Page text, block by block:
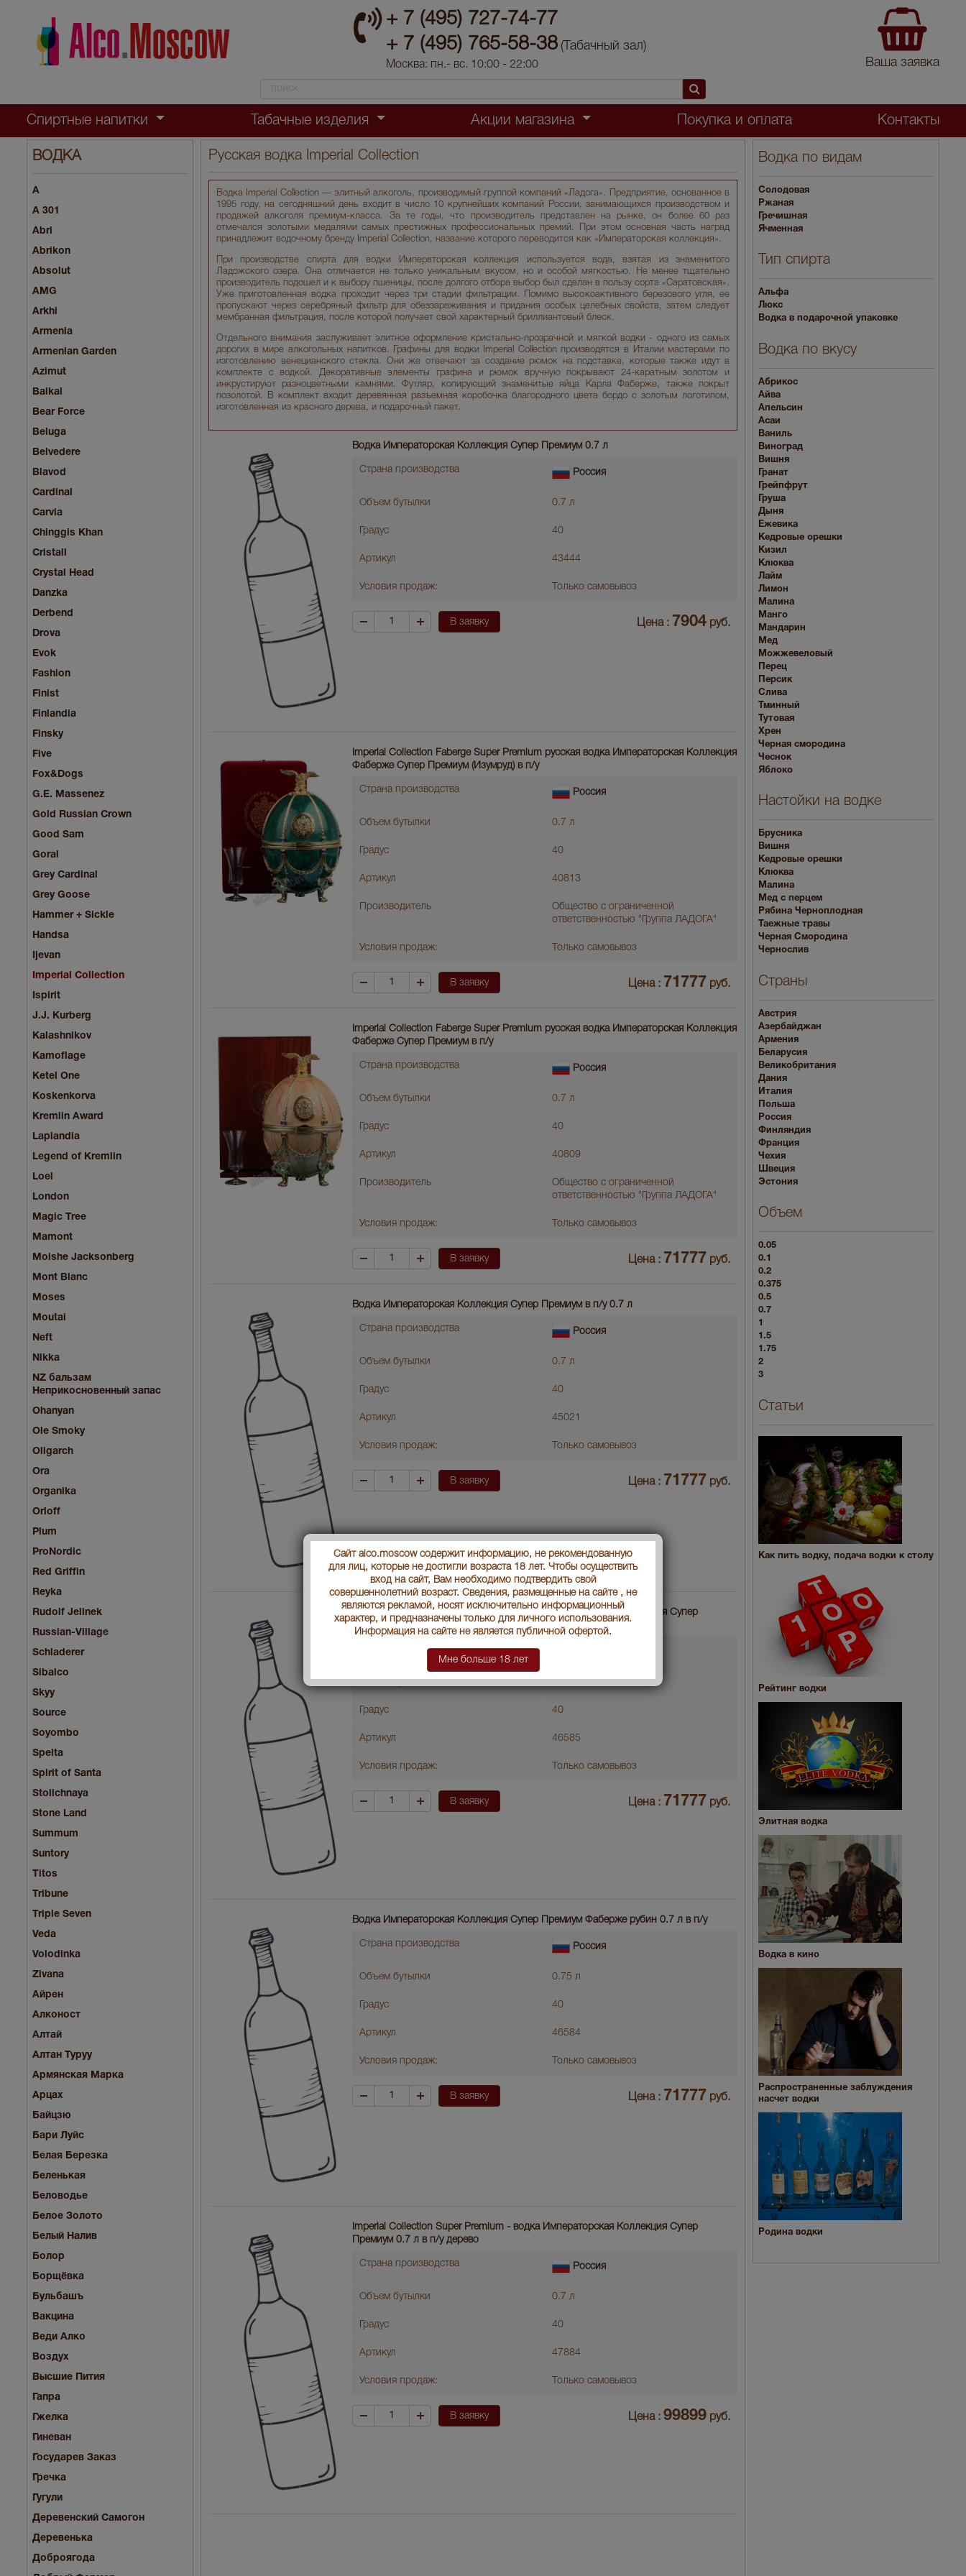
+ 7 (495) 727-74-77
+ 7 (495) 765-58-38 (Табачный зал)
Москва: пн.- вс. 10:00 - 22:00 Ваша заявка
Спиртные напитки Табачные изделия Акции магазина Покупка и оплата Контакты
ВОДКА
A
A 301
Abri
Abrikon
Absolut
AMG
Arkhi
Armenia
Armenian Garden
Azimut
Baikal
Bear Force
Beluga
Belvedere
Blavod
Cardinal
Carvia
Chinggis Khan
Cristall
Crystal Head
Danzka
Derbend
Drova
Evok
Fashion
Finist
Finlandia
Finsky
Five
Fox&Dogs
G.E. Massenez
Gold Russian Crown
Good Sam
Goral
Grey Cardinal
Grey Goose
Hammer + Sickle
Handsa
Ijevan
Imperial Collection
Ispirit
J.J. Kurberg
Kalashnikov
Kamoflage
Ketel One
Koskenkorva
Kremlin Award
Laplandia
Legend of Kremlin
Loel
London
Magic Tree
Mamont
Moishe Jacksonberg
Mont Blanc
Moses
Moutai
Neft
Nikka
NZ бальзам
Неприкосновенный запас
Ohanyan
Ole Smoky
Oligarch
Ora
Organika
Orloff
Plum
ProNordic
Red Griffin
Reyka
Rudolf Jelinek
Russian-Village
Schladerer
Sibalco
Skyy
Source
Soyombo
Spelta
Spirit of Santa
Stolichnaya
Stone Land
Summum
Suntory
Titos
Tribune
Triple Seven
Veda
Volodinka
Zivana
Айрен
Алконост
Алтай
Алтан Туруу
Армянская Марка
Арцах
Байцзю
Бари Луйс
Белая Березка
Беленькая
Беловодье
Белое Золото
Белый Налив
Болор
Борщёвка
Бульбашъ
Вакцина
Веди Алко
Воздух
Высшие Пития
Гапра
Гжелка
Гиневан
Государев Заказ
Гречка
Гугули
Деревенский Самогон
Деревенька
Доброягода
Русская водка Imperial Collection
Водка Imperial Collection — элитный алкоголь, производимый группой компаний «Ладога». Предприятие, основанное в
1995 году, на сегодняшний день входит в число 10 крупнейших компаний России, занимающихся производством и
продажей алкоголя премиум-класса. За те годы, что производитель представлен на рынке, он более 60 раз
отмечался золотыми медалями самых престижных профессиональных премий. При этом основная часть наград
принадлежит водочному бренду Imperial Collection, название которого переводится как «Императорская коллекция».
При производстве спирта для водки Императорская коллекция используется вода, взятая из знаменитого
Ладожского озера. Она отличается не только уникальным вкусом, но и особой мягкостью. Не менее тщательно
производитель подошел и к выбору пшеницы, после долгого отбора выбор был сделан в пользу сорта «Саратовская».
Уже приготовленная водка проходит через три стадии фильтрации. Помимо высокоактивного березового угля, ее
пропускают через серебряный фильтр для обеззараживания и придания особых целебных свойств, затем следует
мембранная фильтрация, после которой получает свой характерный бриллиантовый блеск.
Отдельного внимания заслуживает элитное оформление кристально-прозрачной и мягкой водки - одного из самых
дорогих в мире алкогольных напитков. Графины для водки Imperial Collection производятся в Италии мастерами по
изготовлению венецианского стекла. Они же отвечают за создание рюмок на подставке, которые также идут в
комплекте с водкой. Декоративные элементы графина и рюмок вручную покрывают 24-каратным золотом и
инкрустируют разноцветными камнями. Футляр, копирующий знаменитые яйца Карла Фаберже, также покрыт
позолотой. В комплект входит деревянная разъемная коробочка благородного цвета бордо с золотым логотипом,
изготовленная из красного дерева, и подарочный пакет.
Водка Императорская Коллекция Супер Премиум 0.7 л
Страна производства Россия
Объем бутылки 0.7 л
Градус 40
Артикул 43444
Условия продаж: Только самовывоз
В заявку Цена : 7904 руб.
Imperial Collection Faberge Super Premium русская водка Императорская Коллекция
Фаберже Супер Премиум (Изумруд) в п/у
Страна производства Россия
Объем бутылки 0.7 л
Градус 40
Артикул 40813
Производитель
Общество с ограниченной
ответственностью "Группа ЛАДОГА"
Условия продаж: Только самовывоз
В заявку Цена : 71777 руб.
Imperial Collection Faberge Super Premium русская водка Императорская Коллекция
Фаберже Супер Премиум в п/у
Страна производства Россия
Объем бутылки 0.7 л
Градус 40
Артикул 40809
Производитель
Общество с ограниченной
ответственностью "Группа ЛАДОГА"
Условия продаж: Только самовывоз
В заявку Цена : 71777 руб.
Водка Императорская Коллекция Супер Премиум в п/у 0.7 л
Страна производства Россия
Объем бутылки 0.7 л
Градус 40
Артикул 45021
Условия продаж: Только самовывоз
В заявку Цена : 71777 руб.
Imperial Collection Super Premium - водка Императорская Коллекция Супер
Премиум 0.7 л п/у
Страна производства
Объем бутылки 0.7 л
Градус 40
Артикул 46585
Условия продаж: Только самовывоз
В заявку Цена : 71777 руб.
Водка Императорская Коллекция Супер Премиум Фаберже рубин 0.7 л в п/у
Страна производства Россия
Объем бутылки 0.75 л
Градус 40
Артикул 46584
Условия продаж: Только самовывоз
В заявку Цена : 71777 руб.
Imperial Collection Super Premium - водка Императорская Коллекция Супер
Премиум 0.7 л в п/у дерево
Страна производства Россия
Объем бутылки 0.7 л
Градус 40
Артикул 47884
Условия продаж: Только самовывоз
В заявку Цена : 99899 руб.
Водка по видам
Солодовая
Ржаная
Гречишная
Ячменная
Тип спирта
Альфа
Люкс
Водка в подарочной упаковке
Водка по вкусу
Абрикос
Айва
Апельсин
Асаи
Ваниль
Виноград
Вишня
Гранат
Грейпфрут
Груша
Дыня
Ежевика
Кедровые орешки
Кизил
Клюква
Лайм
Лимон
Малина
Манго
Мандарин
Мед
Можжевеловый
Перец
Персик
Слива
Тминный
Тутовая
Хрен
Черная смородина
Чеснок
Яблоко
Настойки на водке
Брусника
Вишня
Кедровые орешки
Клюква
Малина
Мед с перцем
Рябина Черноплодная
Таежные травы
Черная Смородина
Чернослив
Страны
Австрия
Азербайджан
Армения
Беларусия
Великобритания
Дания
Италия
Польша
Россия
Финляндия
Франция
Чехия
Швеция
Эстония
Объем
0.05
0.1
0.2
0.375
0.5
0.7
1
1.5
1.75
2
3
Статьи
Как пить водку, подача водки к столу
Рейтинг водки
Элитная водка
Водка в кино
Распространенные заблуждения
насчет водки
Родина водки
Сайт alco.moscow содержит информацию, не рекомендованную
для лиц, которые не достигли возраста 18 лет. Чтобы осуществить
вход на сайт, Вам необходимо подтвердить свой
совершеннолетний возраст. Сведения, размещенные на сайте , не
являются рекламой, носят исключительно информационный
характер, и предназначены только для личного использования.
Информация на сайте не является публичной офертой.
Мне больше 18 лет